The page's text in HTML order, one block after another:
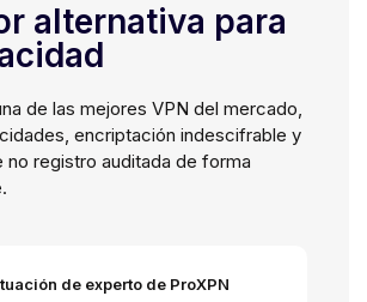
alternativa para
de las mejores VPN del mercado,
encriptación indescifrable y
no registro auditada de forma
de experto de ProXPN